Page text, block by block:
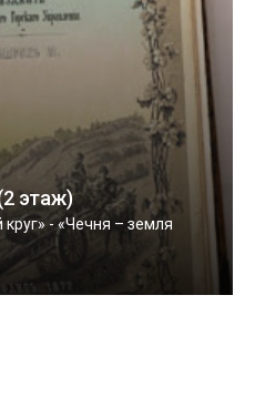
этаж)
- «Чечня – земля